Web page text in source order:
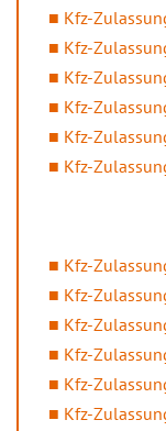
Kfz-
Kfz-
Kfz-
Kfz-
Kfz-
Kfz-
Kfz-
Kfz-
Kfz-
Kfz-
Kfz-
Kfz-